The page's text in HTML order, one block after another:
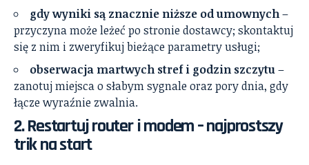
gdy wyniki są znacznie niższe od umownych–
przyczyna może leżeć po stronie dostawcy; skontaktuj
się z nim i zweryfikuj bieżące parametry usługi;
obserwacja martwych stref i godzin szczytu–
zanotuj miejsca o słabym sygnale oraz pory dnia, gdy
łącze wyraźnie zwalnia.
2. Restartuj router i modem – najprostszy
trik na start